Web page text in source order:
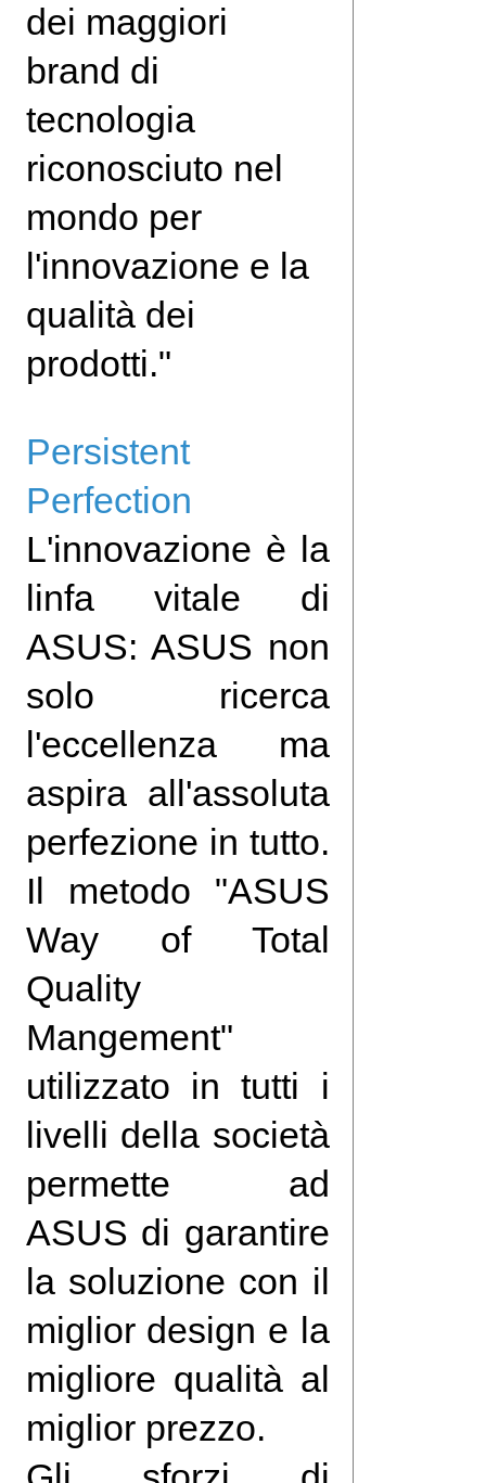
dei maggiori
brand di
tecnologia
riconosciuto nel
mondo per
l'innovazione e la
qualità dei
prodotti."
Persistent
Perfection
L'innovazione è la
linfa vitale di
ASUS: ASUS non
solo ricerca
l'eccellenza ma
aspira all'assoluta
perfezione in tutto.
Il metodo "ASUS
Way of Total
Quality
Mangement"
utilizzato in tutti i
livelli della società
permette ad
ASUS di garantire
la soluzione con il
miglior design e la
migliore qualità al
miglior prezzo.